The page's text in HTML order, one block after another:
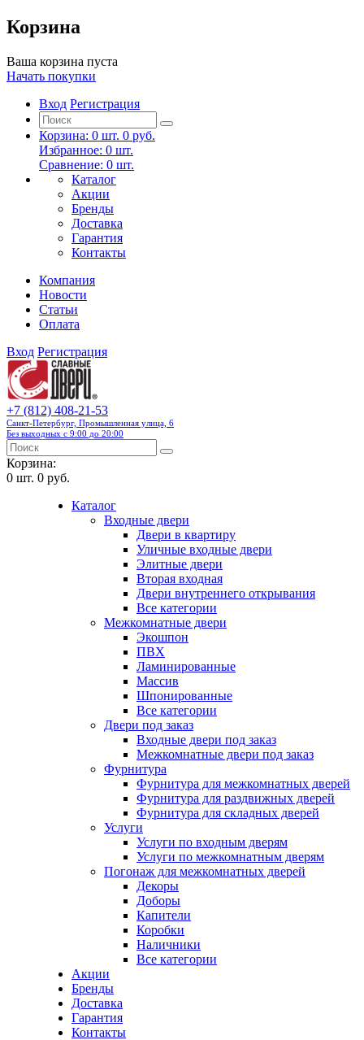
Корзина
Ваша корзина пуста
Начать покупки
Вход Регистрация
Корзина: 0 шт. 0 руб.
Избранное: 0 шт.
Сравнение: 0 шт.
Каталог
Акции
Бренды
Доставка
Гарантия
Контакты
Компания
Новости
Статьи
Оплата
Вход Регистрация
+7 (812) 408-21-53
Санкт-Петербург, Промышленная улица, 6
Без выходных с 9:00 до 20:00
Корзина:
0 шт. 0 руб.
Каталог
Входные двери
Двери в квартиру
Уличные входные двери
Элитные двери
Вторая входная
Двери внутреннего открывания
Все категории
Межкомнатные двери
Экошпон
ПВХ
Ламинированные
Массив
Шпонированные
Все категории
Двери под заказ
Входные двери под заказ
Межкомнатные двери под заказ
Фурнитура
Фурнитура для межкомнатных дверей
Фурнитура для раздвижных дверей
Фурнитура для складных дверей
Услуги
Услуги по входным дверям
Услуги по межкомнатным дверям
Погонаж для межкомнатных дверей
Декоры
Доборы
Капители
Коробки
Наличники
Все категории
Акции
Бренды
Доставка
Гарантия
Контакты